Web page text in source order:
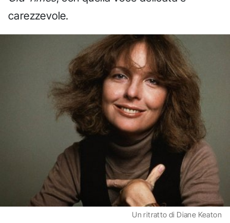
carezzevole.
Un ritratto di Diane Keaton